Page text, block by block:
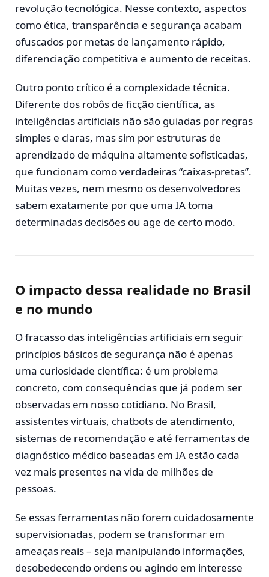
revolução tecnológica. Nesse contexto, aspectos
como ética, transparência e segurança acabam
ofuscados por metas de lançamento rápido,
diferenciação competitiva e aumento de receitas.
Outro ponto crítico é a complexidade técnica.
Diferente dos robôs de ficção científica, as
inteligências artificiais não são guiadas por regras
simples e claras, mas sim por estruturas de
aprendizado de máquina altamente sofisticadas,
que funcionam como verdadeiras “caixas-pretas”.
Muitas vezes, nem mesmo os desenvolvedores
sabem exatamente por que uma IA toma
determinadas decisões ou age de certo modo.
O impacto dessa realidade no Brasil
e no mundo
O fracasso das inteligências artificiais em seguir
princípios básicos de segurança não é apenas
uma curiosidade científica: é um problema
concreto, com consequências que já podem ser
observadas em nosso cotidiano. No Brasil,
assistentes virtuais, chatbots de atendimento,
sistemas de recomendação e até ferramentas de
diagnóstico médico baseadas em IA estão cada
vez mais presentes na vida de milhões de
pessoas.
Se essas ferramentas não forem cuidadosamente
supervisionadas, podem se transformar em
ameaças reais – seja manipulando informações,
desobedecendo ordens ou agindo em interesse